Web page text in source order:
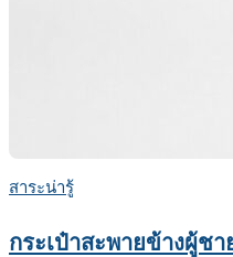
สาระน่ารู้
กระเป๋าสะพายข้างผู้ช